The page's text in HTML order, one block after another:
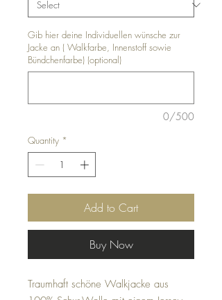
Gib hier deine Individuellen wünsche zur
Jacke an ( Walkfarbe, Innenstoff sowie
Bündchenfarbe) (optional)
0/500
Quantity *
Add to Cart
Buy Now
Traumhaft schöne Walkjacke aus